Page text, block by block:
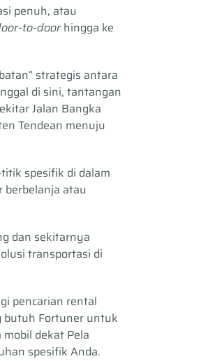
penuh, atau
to-doorhingga ke
strategis antara
di sini, tantangan
Jalan Bangka
Tendean menuju
spesifik di dalam
berbelanja atau
dan sekitarnya
transportasi di
pencarian rental
butuh Fortuner untuk
dekat Pela
spesifik Anda.